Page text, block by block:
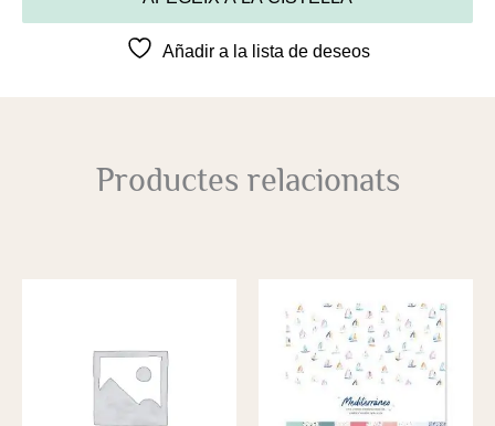
Añadir a la lista de deseos
Productes relacionats